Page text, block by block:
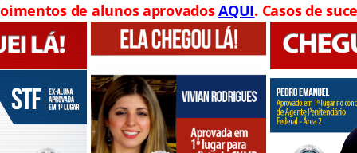
de alunos aprovadosAQUI. Casos de